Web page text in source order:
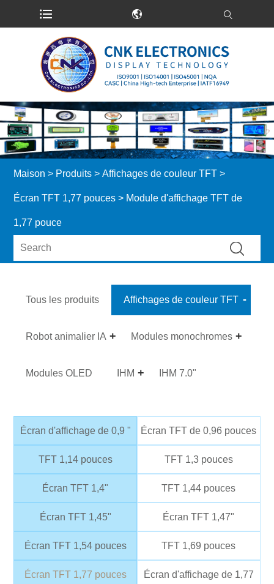
Maison > Produits >Affichages de couleur TFT >
Écran TFT 1,77 pouces > Module d'affichage TFT de
1,77 pouce
Tous les produits Affichages de couleur TFT
Robot animalier IA Modules monochromes
Modules OLED IHM IHM 7.0"
Écran d'affichage de 0,9 " Écran TFT de 0,96 pouces
TFT 1,14 pouces TFT 1,3 pouces
Écran TFT 1,4" TFT 1,44 pouces
Écran TFT 1,45" Écran TFT 1,47"
Écran TFT 1,54 pouces TFT 1,69 pouces
Écran TFT 1,77 pouces
Écran d'affichage de 1,77